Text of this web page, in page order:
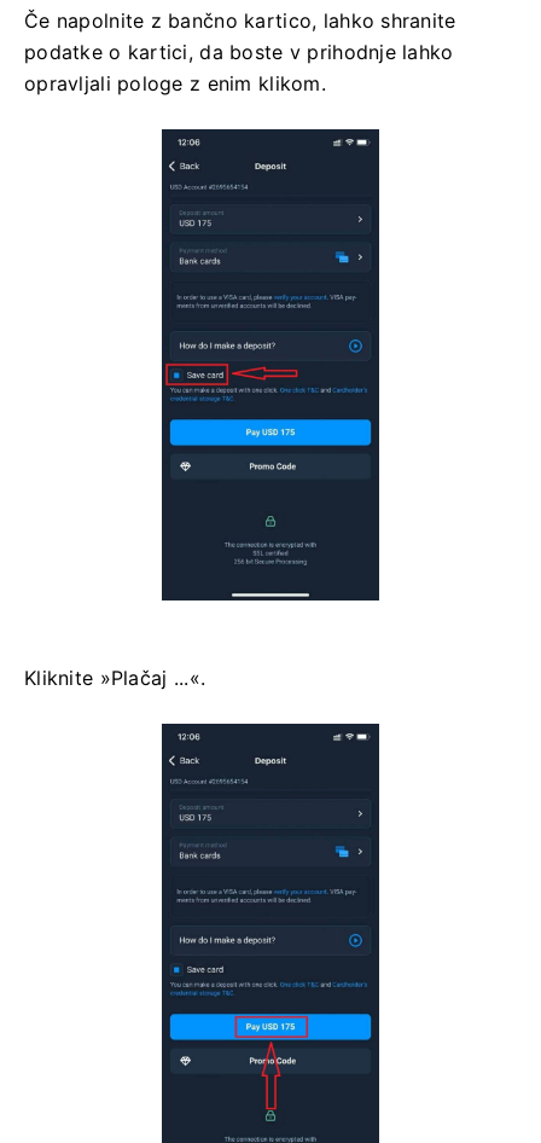
Če napolnite z bančno kartico, lahko shranite
podatke o kartici, da boste v prihodnje lahko
opravljali pologe z enim klikom.
Kliknite »Plačaj ...«.